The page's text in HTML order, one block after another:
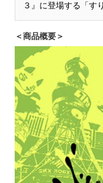
３』に登場する「す
＜商品概要＞